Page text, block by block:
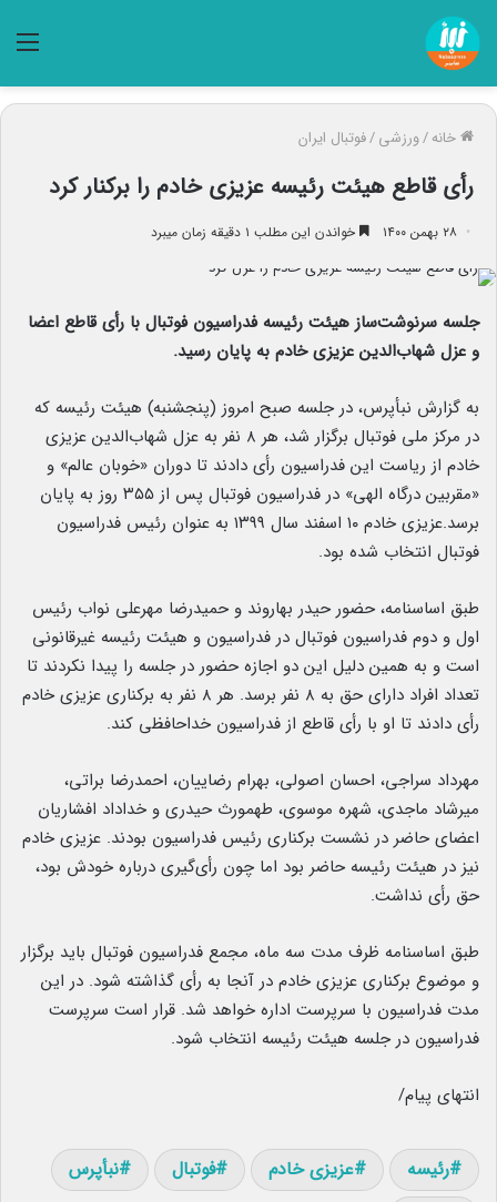
خانه/ورزشی/فوتبال ایران
رأی قاطع هیئت رئیسه عزیزی خادم را برکنار کرد
۲۸ بهمن ۱۴۰۰ خواندن این مطلب ۱ دقیقه زمان میبرد
جلسه سرنوشت‌ساز هیئت رئیسه فدراسیون فوتبال با رأی قاطع اعضا
و عزل شهاب‌الدین عزیزی خادم به پایان رسید.
به گزارش نبأپرس، در جلسه صبح امروز (پنجشنبه) هیئت رئیسه که
در مرکز ملی فوتبال برگزار شد، هر ۸ نفر به عزل شهاب‌الدین عزیزی
خادم از ریاست این فدراسیون رأی دادند تا دوران «خوبان عالم» و
«مقربین درگاه الهی» در فدراسیون فوتبال پس از ۳۵۵ روز به پایان
برسد.عزیزی خادم ۱۰ اسفند سال ۱۳۹۹ به عنوان رئیس فدراسیون
فوتبال انتخاب شده بود.
طبق اساسنامه، حضور حیدر بهاروند و حمیدرضا مهرعلی نواب رئیس
اول و دوم فدراسیون فوتبال در فدراسیون و هیئت رئیسه غیرقانونی
است و به همین دلیل این دو اجازه حضور در جلسه را پیدا نکردند تا
تعداد افراد دارای حق به ۸ نفر برسد. هر ۸ نفر به برکناری عزیزی خادم
رأی دادند تا او با رأی قاطع از فدراسیون خداحافظی کند.
مهرداد سراجی، احسان اصولی، بهرام رضاییان، احمدرضا براتی،
میرشاد ماجدی، شهره موسوی، طهمورث حیدری و خداداد افشاریان
اعضای حاضر در نشست برکناری رئیس فدراسیون بودند. عزیزی خادم
نیز در هیئت رئیسه حاضر بود اما چون رأی‌گیری درباره خودش بود،
حق رأی نداشت.
طبق اساسنامه ظرف مدت سه ماه، مجمع فدراسیون فوتبال باید برگزار
و موضوع برکناری عزیزی خادم در آنجا به رأی گذاشته شود. در این
مدت فدراسیون با سرپرست اداره خواهد شد. قرار است سرپرست
فدراسیون در جلسه هیئت رئیسه انتخاب شود.
انتهای پیام/
رئیسه عزیزی خادم فوتبال
نبأپرس